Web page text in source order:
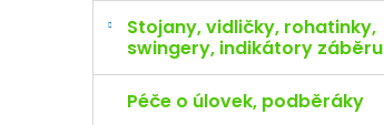
Stojany, vidličky, rohatinky,
swingery, indikátory záběru
Péče o úlovek, podběráky